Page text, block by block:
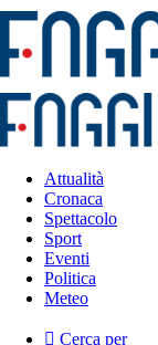
Attualità
Cronaca
Spettacolo
Sport
Eventi
Politica
Meteo
Cerca per